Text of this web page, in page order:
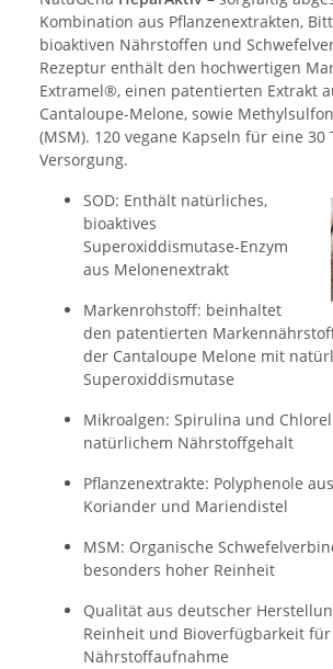
Kombination aus Pflanzenextrakten,
bioaktiven Nährstoffen und
Rezeptur enthält den hochwertigen
Extramel®, einen patentierten Extrakt
Cantaloupe-Melone, sowie
(MSM). 120 vegane Kapseln für eine 30
Versorgung.
SOD: Enthält natürliches,
bioaktives
Superoxiddismutase-Enzym
aus Melonenextrakt
Markenrohstoff: beinhaltet
den patentierten
der Cantaloupe Melone mit
Superoxiddismutase
Mikroalgen: Spirulina und
natürlichem Nährstoffgehalt
Pflanzenextrakte: Polyphenole
Koriander und Mariendistel
MSM: Organische
besonders hoher Reinheit
Qualität aus deutscher
Reinheit und Bioverfügbarkeit
Nährstoffaufnahme